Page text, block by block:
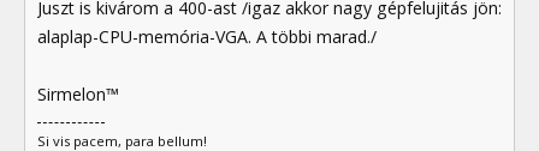
Juszt is kivárom a 400-ast /igaz akkor nagy gépfelujitás jön:
alaplap-CPU-memória-VGA. A többi marad./
Sirmelon™
Si vis pacem, para bellum!